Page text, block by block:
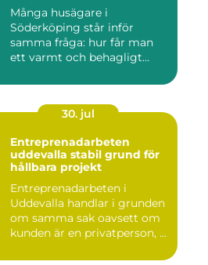
Många husägare i
Söderköping står inför
samma fråga: hur får man
ett varmt och behagligt
30. jul
Entreprenadarbeten
uddevalla stabil grund för
hållbara projekt
Entreprenadarbeten i
Uddevalla handlar i grunden
om samma sak oavsett om
kunden är en privatperson, ...